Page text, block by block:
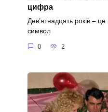
цифра
Дев’ятнадцять років –
символ
0 2